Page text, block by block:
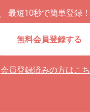
最短10秒で簡単登録！
無料会員登録する
会員登録済みの方はこ